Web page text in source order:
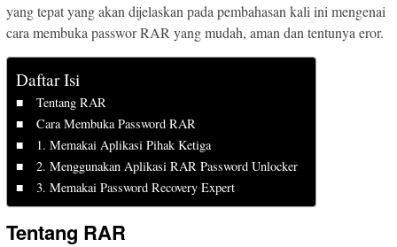
yang tepat yang akan dijelaskan pada pembahasan kali ini mengenai
cara membuka passwor RAR yang mudah, aman dan tentunya eror.
Daftar Isi
Tentang RAR
Cara Membuka Password RAR
1. Memakai Aplikasi Pihak Ketiga
2. Menggunakan Aplikasi RAR Password Unlocker
3. Memakai Password Recovery Expert
Tentang RAR